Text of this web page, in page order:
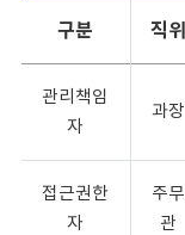
구분 직위
관리책임
자
과장
접근권한
자
주무
관